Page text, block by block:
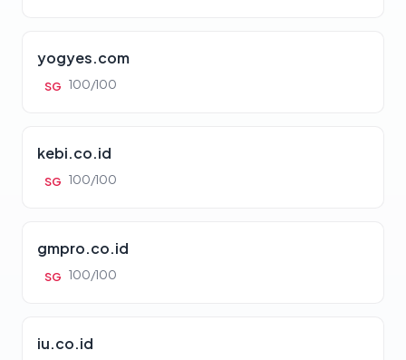
yogyes.com
SG 100/100
kebi.co.id
SG 100/100
gmpro.co.id
SG 100/100
iu.co.id